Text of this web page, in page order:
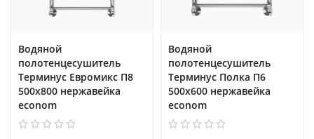
Водяной
полотенцесушитель
Терминус Евромикс П8
500х800 нержавейка
econom
Водяной
полотенцесушитель
Терминус Полка П6
500х600 нержавейка
econom